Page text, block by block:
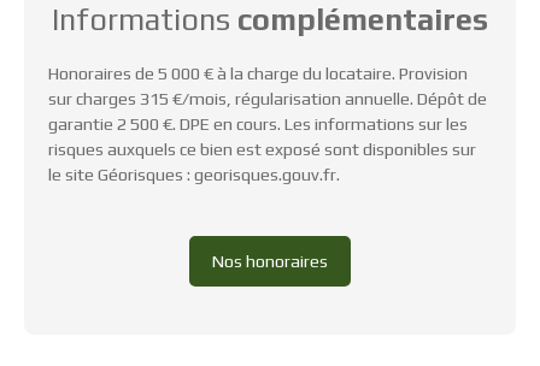
Informations complémentaires
Honoraires de 5 000 € à la charge du locataire. Provision
sur charges 315 €/mois, régularisation annuelle. Dépôt de
garantie 2 500 €. DPE en cours. Les informations sur les
risques auxquels ce bien est exposé sont disponibles sur
le site Géorisques : georisques.gouv.fr.
Nos honoraires